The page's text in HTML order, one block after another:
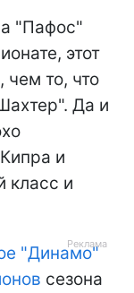
"Пафос"
этот
чем то, что
Да и
и
класс и
"Динамо"
сезона